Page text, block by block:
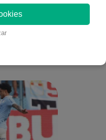
puede